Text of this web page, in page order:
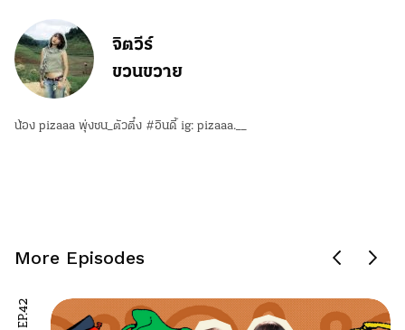
จิตวีร์
ขวนขวาย
น้อง pizaaa พุ่งชน_ตัวตึ๋ง #อินดี้ ig: pizaaa.__
More Episodes
EP.42